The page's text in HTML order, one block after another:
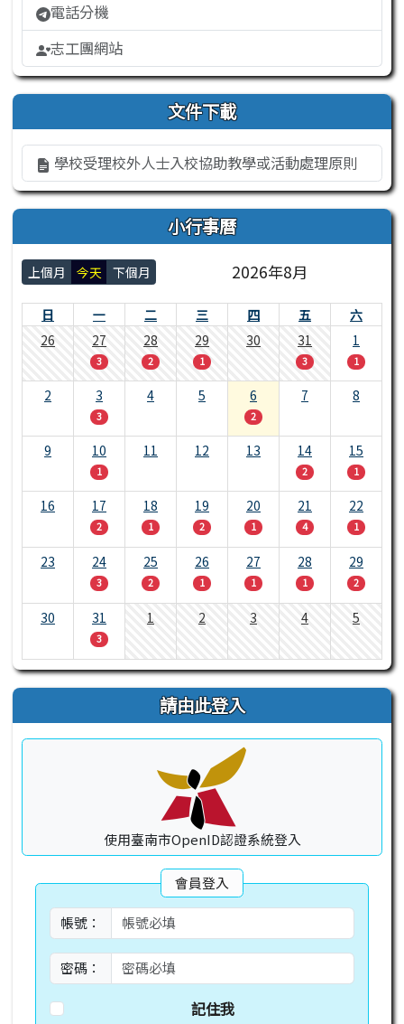
電話分機
志工團網站
文件下載
學校受理校外人士入校協助教學或活動處理原則
小行事曆
上個月 今天 下個月 2026年8月
日 一 二 三 四 五
六
26
27
3
28
2
29
1
30 31
3
1
1
2 3
3
4 5 6
2
7 8
9 10
1
11 12 13 14
2
15
1
16 17
2
18
1
19
2
20
1
21
4
22
1
23 24
3
25
2
26
1
27
1
28
1
29
2
30 31
3
1 2 3 4 5
請由此登入
使用臺南市OpenID認證系統登入
會員登入
帳號：
密碼：
記住我